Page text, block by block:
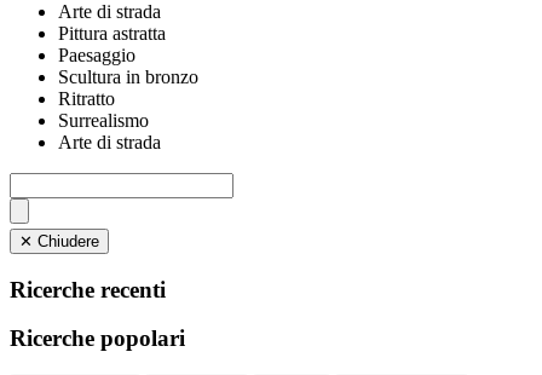
Arte di strada
Pittura astratta
Paesaggio
Scultura in bronzo
Ritratto
Surrealismo
Arte di strada
✕ Chiudere
Ricerche recenti
Ricerche popolari